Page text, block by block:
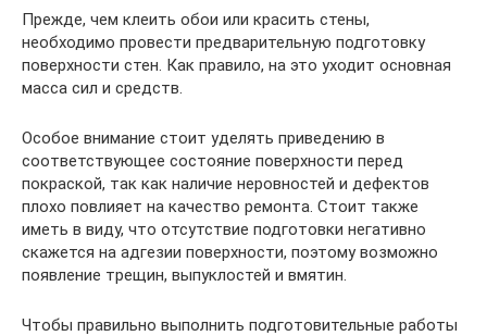
Прежде, чем клеить обои или красить стены,
необходимо провести предварительную подготовку
поверхности стен. Как правило, на это уходит основная
масса сил и средств.
Особое внимание стоит уделять приведению в
соответствующее состояние поверхности перед
покраской, так как наличие неровностей и дефектов
плохо повлияет на качество ремонта. Стоит также
иметь в виду, что отсутствие подготовки негативно
скажется на адгезии поверхности, поэтому возможно
появление трещин, выпуклостей и вмятин.
Чтобы правильно выполнить подготовительные работы